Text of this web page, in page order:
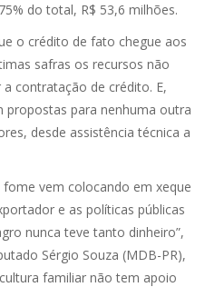
do total, R$ 53,6 milhões.
o crédito de fato chegue aos
safras os recursos não
contratação de crédito. E,
para nenhuma outra
desde assistência técnica a
vem colocando em xeque
e as políticas públicas
nunca teve tanto dinheiro”,
Sérgio Souza (MDB-PR),
familiar não tem apoio